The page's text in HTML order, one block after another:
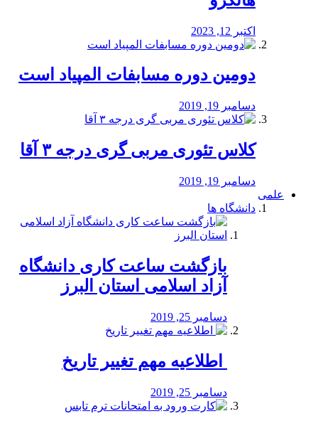
اکتبر 12, 2023
دومین دوره مسابفات المپیاد است
دسامبر 19, 2019
کلاس تئوری مربی گری درجه ۳ آقا
دسامبر 19, 2019
علمی
دانشگاه ها
بازگشت ساعت کاری دانشگاه
آزاد اسلامی استان البرز
دسامبر 25, 2019
️ اطلاعیه مهم تغییر تاریخ
دسامبر 25, 2019